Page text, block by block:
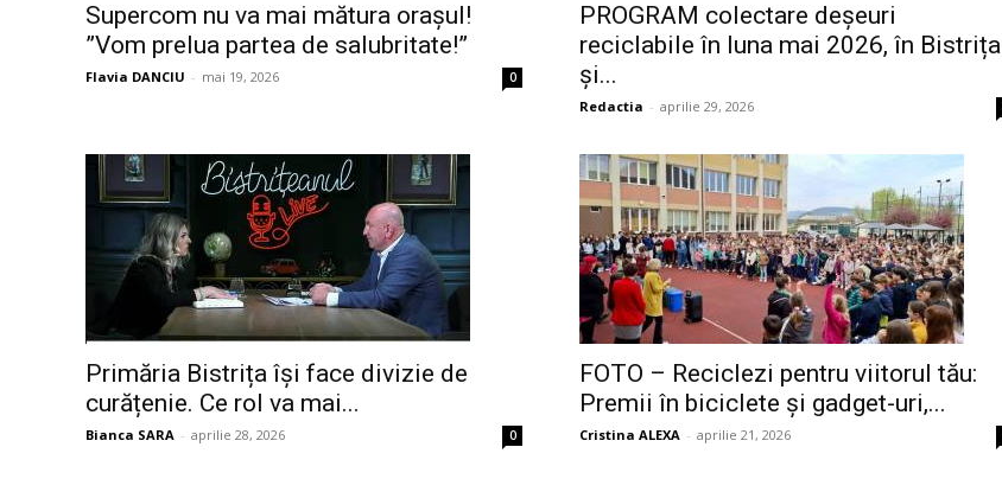
Supercom nu va mai mătura orașul!
”Vom prelua partea de salubritate!”
Flavia DANCIU - mai 19, 2026 0
PROGRAM colectare deșeuri
reciclabile în luna mai 2026, în Bistrița
și...
Redactia - aprilie 29, 2026
Primăria Bistrița își face divizie de
curățenie. Ce rol va mai...
Bianca SARA - aprilie 28, 2026 0
FOTO – Reciclezi pentru viitorul tău:
Premii în biciclete și gadget-uri,...
Cristina ALEXA - aprilie 21, 2026